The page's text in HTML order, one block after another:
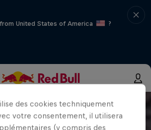
United States of America
?
des cookies techniquement
votre consentement, il utilisera
(y compris des